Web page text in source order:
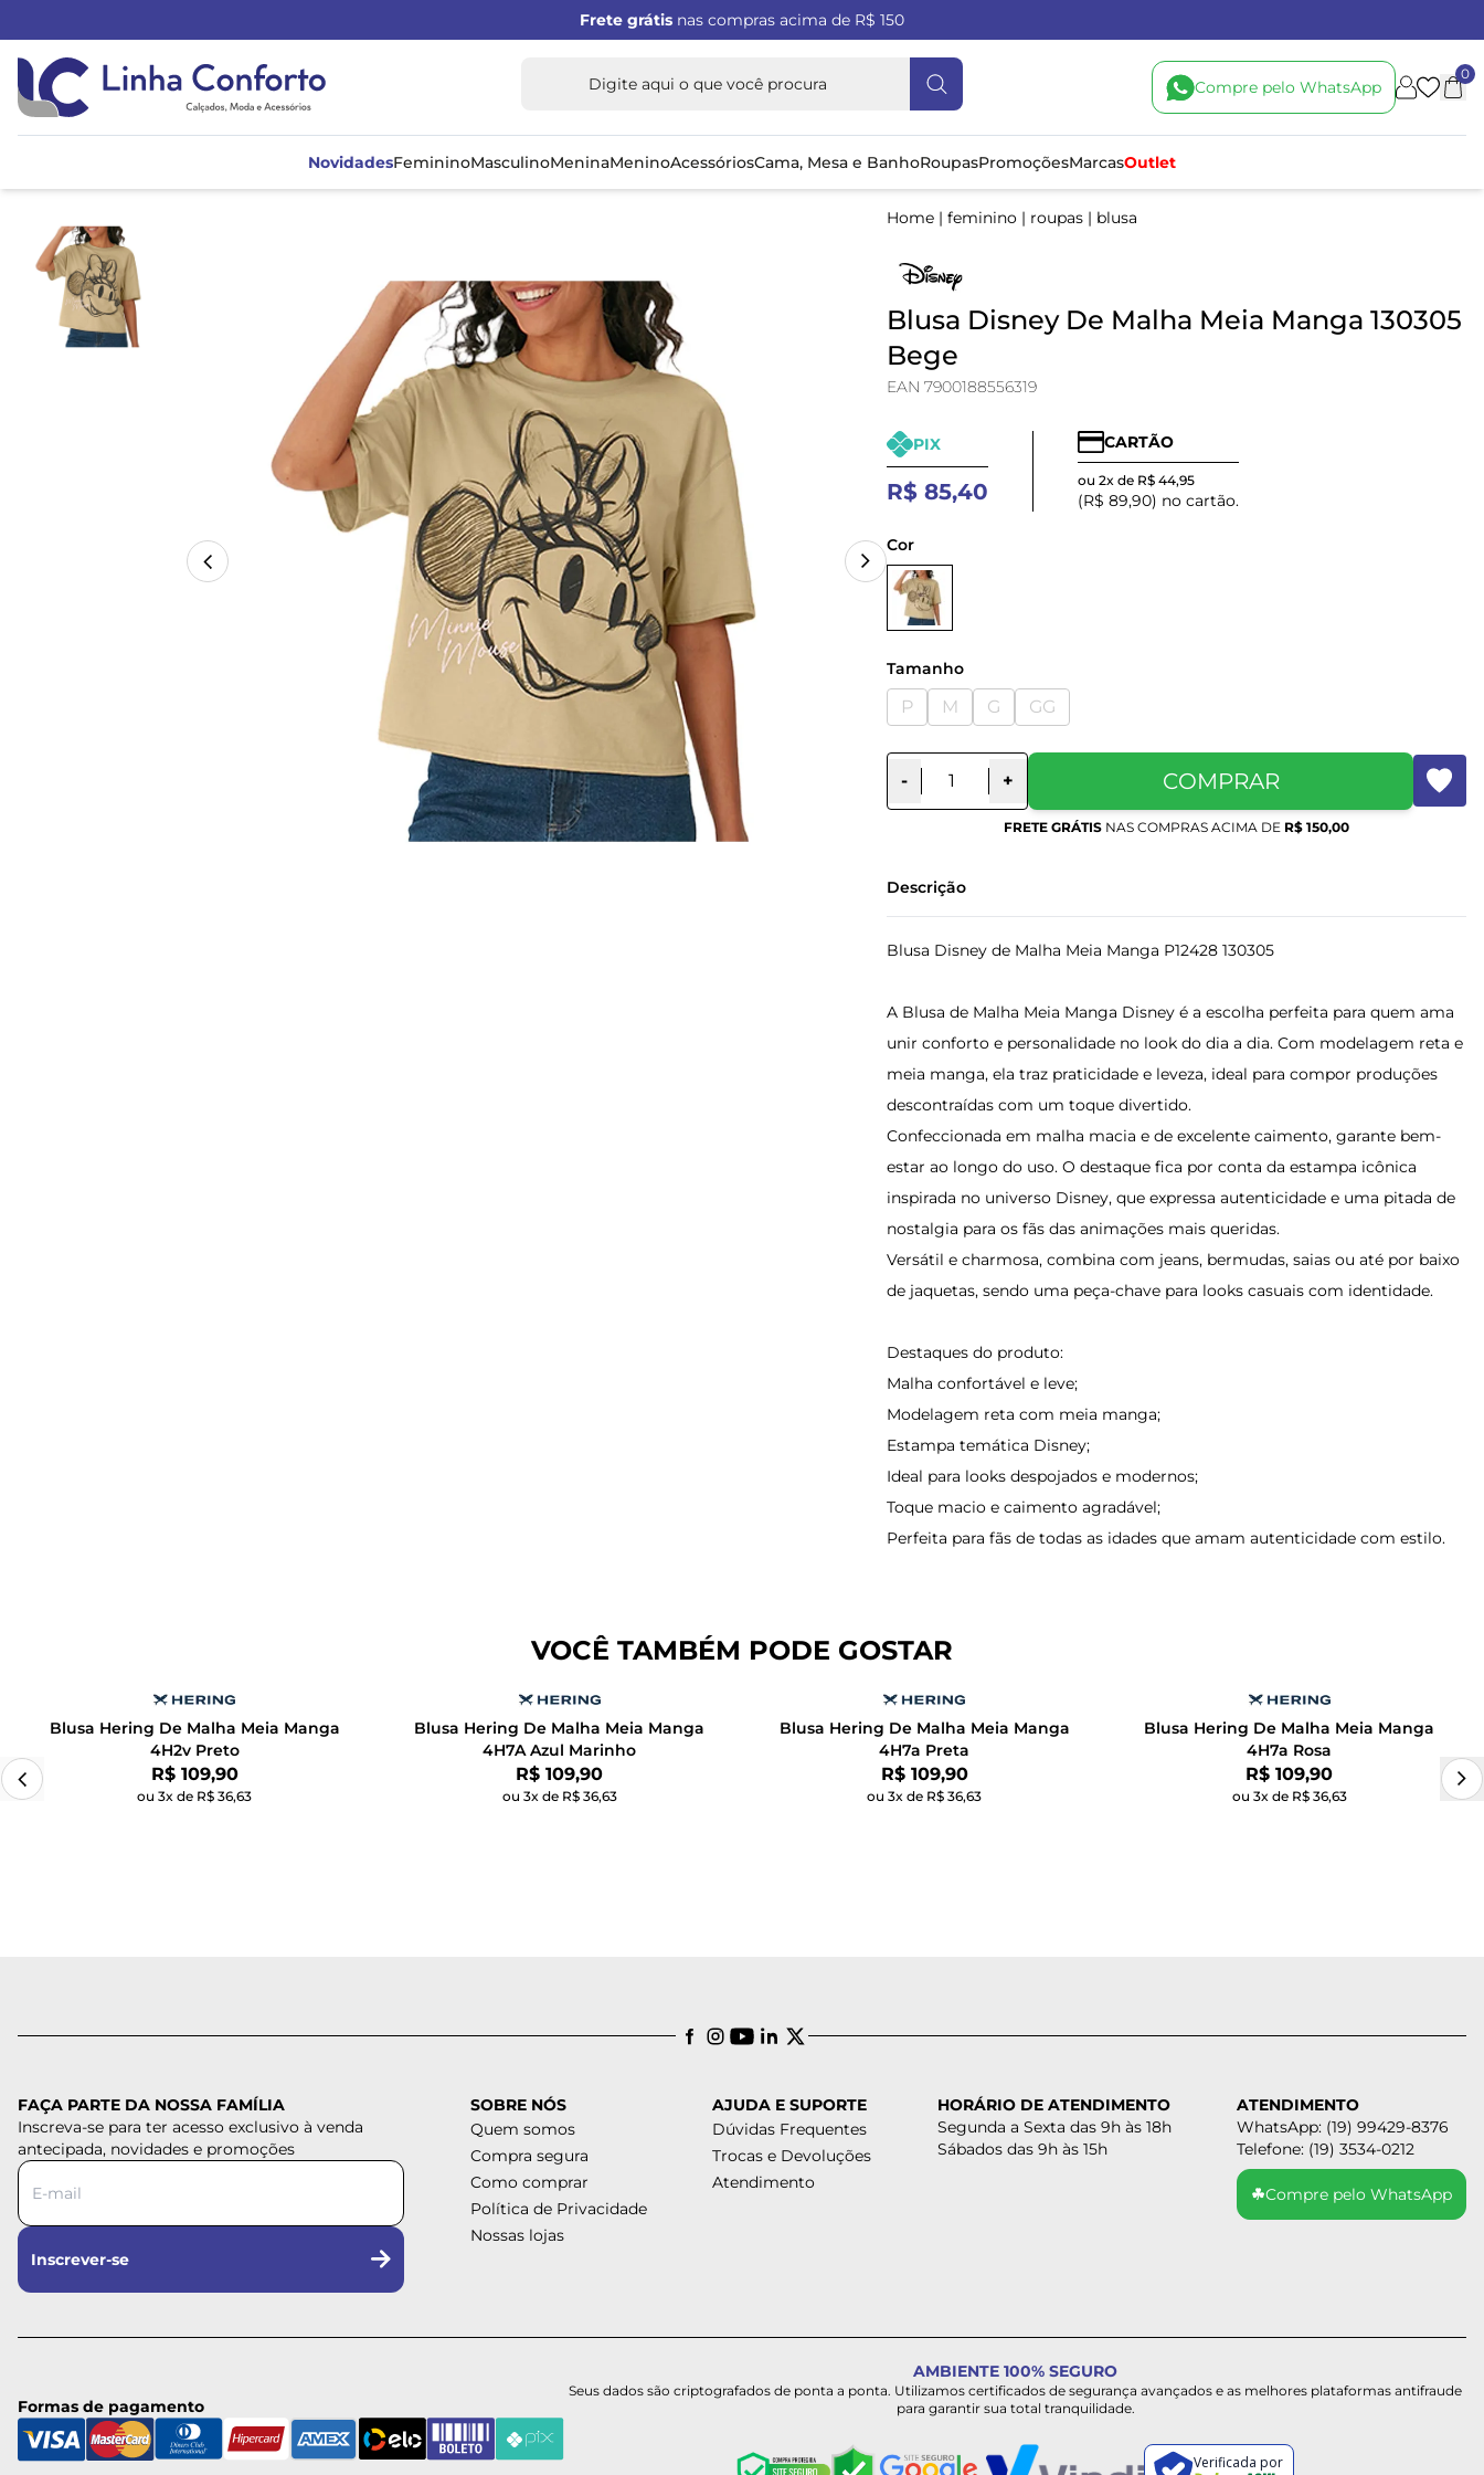
Frete grátis nas compras acima de R$ 150
Linha
Compre pelo WhatsApp
0
NovidadesFemininoMasculinoMeninaMeninoAcessóriosCama, Mesa e BanhoRoupasPromoçõesMarcasOutlet
Home |feminino | roupas | blusa
Blusa Disney De Malha Meia Manga 130305
Bege
EAN 7900188556319
PIX
R$ 85,40
CARTÃO
ou 2x de R$ 44,95
(R$ 89,90) no cartão.
Cor
Tamanho
P M G GG
- + COMPRAR
FRETE GRÁTIS NAS COMPRAS ACIMA DE R$ 150,00
Descrição
Blusa Disney de Malha Meia Manga P12428 130305
A Blusa de Malha Meia Manga Disney é a escolha perfeita para quem ama
unir conforto e personalidade no look do dia a dia. Com modelagem reta e
meia manga, ela traz praticidade e leveza, ideal para compor produções
descontraídas com um toque divertido.
Confeccionada em malha macia e de excelente caimento, garante bem-
estar ao longo do uso. O destaque fica por conta da estampa icônica
inspirada no universo Disney, que expressa autenticidade e uma pitada de
nostalgia para os fãs das animações mais queridas.
Versátil e charmosa, combina com jeans, bermudas, saias ou até por baixo
de jaquetas, sendo uma peça-chave para looks casuais com identidade.
Destaques do produto:
Malha confortável e leve;
Modelagem reta com meia manga;
Estampa temática Disney;
Ideal para looks despojados e modernos;
Toque macio e caimento agradável;
Perfeita para fãs de todas as idades que amam autenticidade com estilo.
VOCÊ TAMBÉM PODE GOSTAR
Blusa Hering De Malha Meia Manga
4H2v Preto
Por:
R$ 109,90
ou 3x de R$ 36,63
Blusa Hering De Malha Meia Manga
4H7A Azul Marinho
Por:
R$ 109,90
ou 3x de R$ 36,63
Blusa Hering De Malha Meia Manga
4H7a Preta
Por:
R$ 109,90
ou 3x de R$ 36,63
Blusa Hering De Malha Meia Manga
4H7a Rosa
Por:
R$ 109,90
ou 3x de R$ 36,63
FAÇA PARTE DA NOSSA FAMÍLIA
Inscreva-se para ter acesso exclusivo à venda
antecipada, novidades e promoções
Inscrever-se
SOBRE NÓS
Quem somos
Compra segura
Como comprar
Política de Privacidade
Nossas lojas
AJUDA E SUPORTE
Dúvidas Frequentes
Trocas e Devoluções
Atendimento
HORÁRIO DE ATENDIMENTO
Segunda a Sexta das 9h às 18h
Sábados das 9h às 15h
ATENDIMENTO
WhatsApp: (19) 99429-8376
Telefone: (19) 3534-0212
☘Compre pelo WhatsApp
Formas de pagamento
AMBIENTE 100% SEGURO
Seus dados são criptografados de ponta a ponta. Utilizamos certificados de segurança avançados e as melhores plataformas antifraude
para garantir sua total tranquilidade.
Verificada por